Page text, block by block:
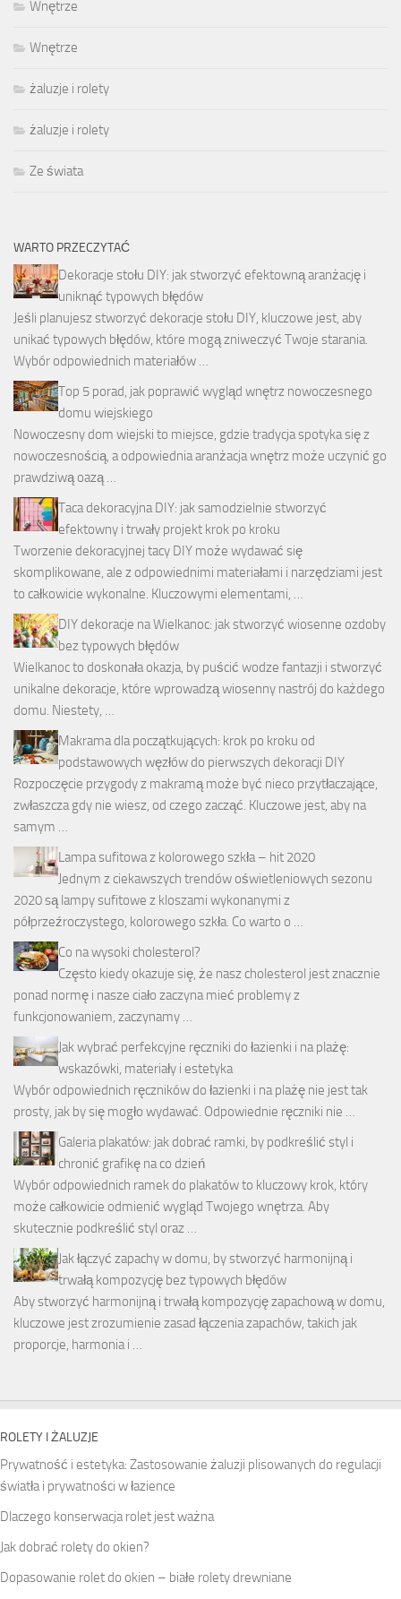
Wnętrze
Wnętrze
żaluzje i rolety
żaluzje i rolety
Ze świata
WARTO PRZECZYTAĆ
Dekoracje stołu DIY: jak stworzyć efektowną aranżację i
uniknąć typowych błędów
Jeśli planujesz stworzyć dekoracje stołu DIY, kluczowe jest, aby
unikać typowych błędów, które mogą zniweczyć Twoje starania.
Wybór odpowiednich materiałów …
Top 5 porad, jak poprawić wygląd wnętrz nowoczesnego
domu wiejskiego
Nowoczesny dom wiejski to miejsce, gdzie tradycja spotyka się z
nowoczesnością, a odpowiednia aranżacja wnętrz może uczynić go
prawdziwą oazą …
Taca dekoracyjna DIY: jak samodzielnie stworzyć
efektowny i trwały projekt krok po kroku
Tworzenie dekoracyjnej tacy DIY może wydawać się
skomplikowane, ale z odpowiednimi materiałami i narzędziami jest
to całkowicie wykonalne. Kluczowymi elementami, …
DIY dekoracje na Wielkanoc: jak stworzyć wiosenne ozdoby
bez typowych błędów
Wielkanoc to doskonała okazja, by puścić wodze fantazji i stworzyć
unikalne dekoracje, które wprowadzą wiosenny nastrój do każdego
domu. Niestety, …
Makrama dla początkujących: krok po kroku od
podstawowych węzłów do pierwszych dekoracji DIY
Rozpoczęcie przygody z makramą może być nieco przytłaczające,
zwłaszcza gdy nie wiesz, od czego zacząć. Kluczowe jest, aby na
samym …
Lampa sufitowa z kolorowego szkła – hit 2020
Jednym z ciekawszych trendów oświetleniowych sezonu
2020 są lampy sufitowe z kloszami wykonanymi z
półprzeźroczystego, kolorowego szkła. Co warto o …
Co na wysoki cholesterol?
Często kiedy okazuje się, że nasz cholesterol jest znacznie
ponad normę i nasze ciało zaczyna mieć problemy z
funkcjonowaniem, zaczynamy …
Jak wybrać perfekcyjne ręczniki do łazienki i na plażę:
wskazówki, materiały i estetyka
Wybór odpowiednich ręczników do łazienki i na plażę nie jest tak
prosty, jak by się mogło wydawać. Odpowiednie ręczniki nie …
Galeria plakatów: jak dobrać ramki, by podkreślić styl i
chronić grafikę na co dzień
Wybór odpowiednich ramek do plakatów to kluczowy krok, który
może całkowicie odmienić wygląd Twojego wnętrza. Aby
skutecznie podkreślić styl oraz …
Jak łączyć zapachy w domu, by stworzyć harmonijną i
trwałą kompozycję bez typowych błędów
Aby stworzyć harmonijną i trwałą kompozycję zapachową w domu,
kluczowe jest zrozumienie zasad łączenia zapachów, takich jak
proporcje, harmonia i …
ROLETY I ŻALUZJE
Prywatność i estetyka: Zastosowanie żaluzji plisowanych do regulacji
światła i prywatności w łazience
Dlaczego konserwacja rolet jest ważna
Jak dobrać rolety do okien?
Dopasowanie rolet do okien – białe rolety drewniane